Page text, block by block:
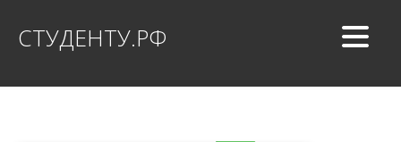
СТУДЕНТУ.РФ